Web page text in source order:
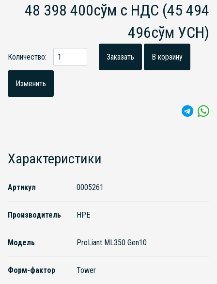
48 398 400сўм с НДС (45 494
496сўм УСН)
Количество: Заказать В корзину
Изменить
Характеристики
Артикул 0005261
Производитель HPE
Модель ProLiant ML350 Gen10
Форм-фактор Tower